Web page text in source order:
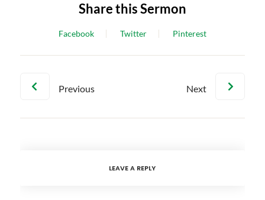
Share this Sermon
Facebook Twitter Pinterest
Previous Next
LEAVE A REPLY